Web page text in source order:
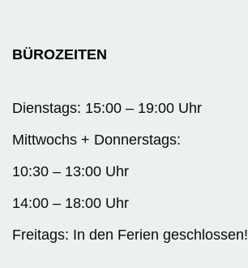
BÜROZEITEN
Dienstags: 15:00 – 19:00 Uhr
Mittwochs + Donnerstags:
10:30 – 13:00 Uhr
14:00 – 18:00 Uhr
Freitags: In den Ferien geschlossen!